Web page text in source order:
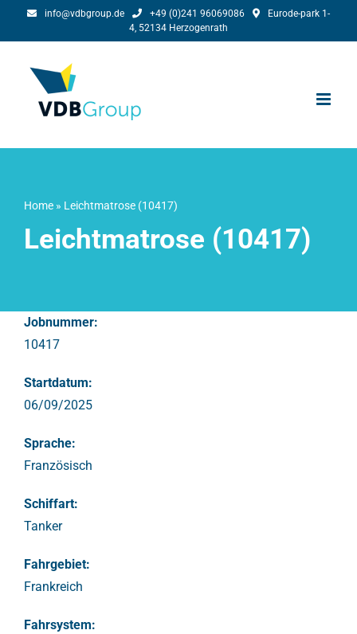
info@vdbgroup.de +49 (0)241 96069086
Eurode-park 1-
4, 52134 Herzogenrath
Home» Leichtmatrose (10417)
Leichtmatrose (10417)
Jobnummer:
10417
Startdatum:
06/09/2025
Sprache:
Französisch
Schiffart:
Tanker
Fahrgebiet:
Frankreich
Fahrsystem: